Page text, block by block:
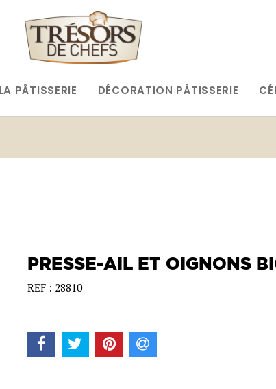
PÂTISSERIE DÉCORATION PÂTISSERIE
PRESSE-AIL ET OIGNONS
REF : 28810